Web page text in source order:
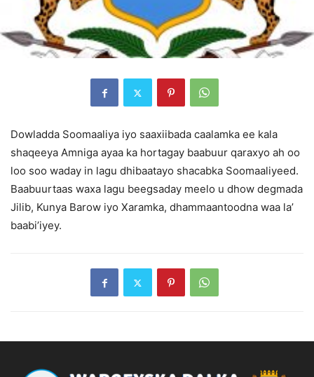
Dowladda Soomaaliya iyo saaxiibada caalamka ee kala
shaqeeya Amniga ayaa ka hortagay baabuur qaraxyo ah oo
loo soo waday in lagu dhibaatayo shacabka Soomaaliyeed.
Baabuurtaas waxa lagu beegsaday meelo u dhow degmada
Jilib, Kunya Barow iyo Xaramka, dhammaantoodna waa la’
baabi’iyey.